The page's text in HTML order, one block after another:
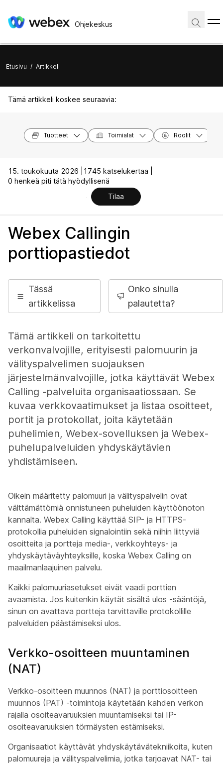
Ohjekeskus
Etusivu / Artikkeli
Tämä artikkeli koskee seuraavia:
Tuotteet Toimialat Roolit
15. toukokuuta 2026 |
1745 katselukertaa |
0 henkeä piti tätä hyödyllisenä
Tilaa
Webex Callingin
porttiopastiedot
Tässä
artikkelissa
Onko sinulla
palautetta?
Tämä artikkeli on tarkoitettu
verkonvalvojille, erityisesti palomuurin ja
välityspalvelimen suojauksen
järjestelmänvalvojille, jotka käyttävät Webex
Calling -palveluita organisaatiossaan. Se
kuvaa verkkovaatimukset ja listaa osoitteet,
portit ja protokollat, joita käytetään
puhelimien, Webex-sovelluksen ja Webex-
puhelupalveluiden yhdyskäytävien
yhdistämiseen.
Oikein määritetty palomuuri ja välityspalvelin ovat
välttämättömiä onnistuneen puheluiden käyttöönoton
kannalta. Webex Calling käyttää SIP- ja HTTPS-
protokollia puheluiden signalointiin sekä niihin liittyviä
osoitteita ja portteja media-, verkkoyhteys- ja
yhdyskäytäväyhteyksille, koska Webex Calling on
maailmanlaajuinen palvelu.
Kaikki palomuuriasetukset eivät vaadi porttien
avaamista. Jos kuitenkin käytät sisältä ulos -sääntöjä,
sinun on avattava portteja tarvittaville protokollille
palveluiden päästämiseksi ulos.
Verkko-osoitteen muuntaminen
(NAT)
Verkko-osoitteen muunnos (NAT) ja porttiosoitteen
muunnos (PAT) -toimintoja käytetään kahden verkon
rajalla osoiteavaruuksien muuntamiseksi tai IP-
osoiteavaruuksien törmäysten estämiseksi.
Organisaatiot käyttävät yhdyskäytävätekniikoita, kuten
palomuureja ja välityspalvelimia, jotka tarjoavat NAT- tai